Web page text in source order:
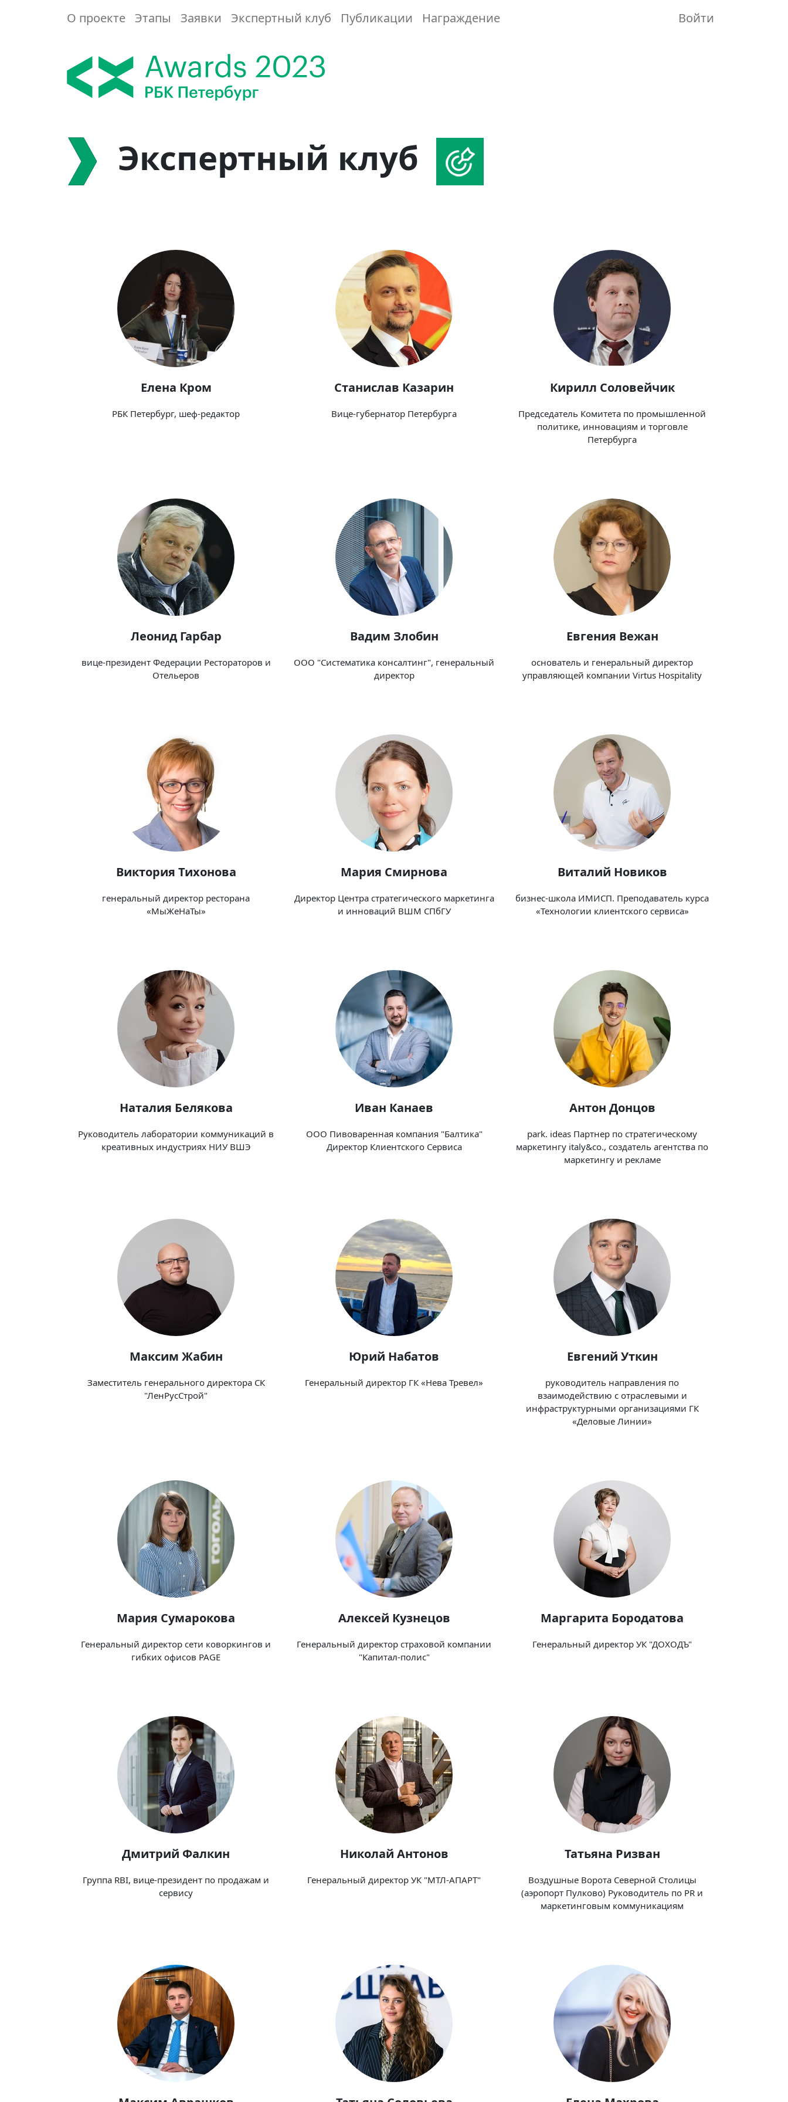
О проекте Этапы Заявки Экспертный клуб Публикации Награждение Войти
Экспертный клуб
Елена Кром
РБК Петербург, шеф-редактор
Станислав Казарин
Вице-губернатор Петербурга
Кирилл Соловейчик
Председатель Комитета по промышленной
политике, инновациям и торговле
Петербурга
Леонид Гарбар
вице-президент Федерации Рестораторов и
Отельеров
Вадим Злобин
ООО "Систематика консалтинг", генеральный
директор
Евгения Вежан
основатель и генеральный директор
управляющей компании Virtus Hospitality
Виктория Тихонова
генеральный директор ресторана
«МыЖеНаТы»
Мария Смирнова
Директор Центра стратегического маркетинга
и инноваций ВШМ СПбГУ
Виталий Новиков
бизнес-школа ИМИСП. Преподаватель курса
«Технологии клиентского сервиса»
Наталия Белякова
Руководитель лаборатории коммуникаций в
креативных индустриях НИУ ВШЭ
Иван Канаев
ООО Пивоваренная компания "Балтика"
Директор Клиентского Сервиса
Антон Донцов
park. ideas Партнер по стратегическому
маркетингу italy&co., создатель агентства по
маркетингу и рекламе
Максим Жабин
Заместитель генерального директора СК
"ЛенРусСтрой"
Юрий Набатов
Генеральный директор ГК «Нева Тревел»
Евгений Уткин
руководитель направления по
взаимодействию с отраслевыми и
инфраструктурными организациями ГК
«Деловые Линии»
Мария Сумарокова
Генеральный директор сети коворкингов и
гибких офисов PAGE
Алексей Кузнецов
Генеральный директор страховой компании
"Капитал-полис"
Маргарита Бородатова
Генеральный директор УК "ДОХОДЪ"
Дмитрий Фалкин
Группа RBI, вице-президент по продажам и
сервису
Николай Антонов
Генеральный директор УК "МТЛ-АПАРТ"
Татьяна Ризван
Воздушные Ворота Северной Столицы
(аэропорт Пулково) Руководитель по PR и
маркетинговым коммуникациям